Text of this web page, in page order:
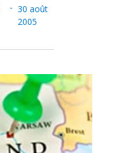
- 30 août
2005